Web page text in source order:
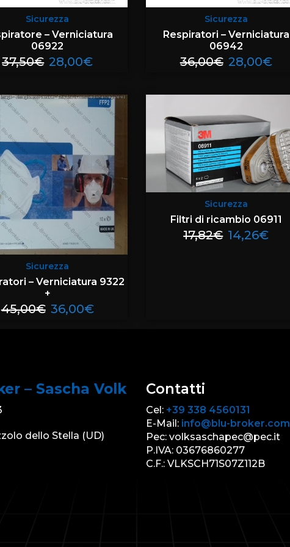
Sicurezza
– Verniciatura
06922
37,50€ 28,00€
Sicurezza
Respiratori – Verniciatura
06942
36,00€ 28,00€
Sicurezza
– Verniciatura 9322
+
45,00€ 36,00€
Sicurezza
Filtri di ricambio 06911
17,82€ 14,26€
– Sascha Volk
dello Stella (UD)
Contatti
Cel: +39 338 4560131
E-Mail: info@blu-broker.com
Pec: volksaschapec@pec.it
P.IVA: 03676860277
C.F.: VLKSCH71S07Z112B